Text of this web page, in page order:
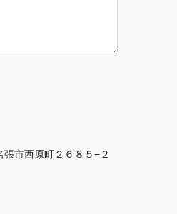
市西原町２６８５−２